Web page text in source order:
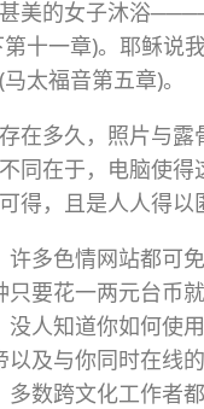
美的女子沐浴
十一章)。耶稣说
太福音第五章)。
在多久，照片与露
同在于，电脑使得
得，且是人人得以
许多色情网站都可
只要花一两元台币就
没人知道你如何使
以及与你同时在线的
多数跨文化工作者